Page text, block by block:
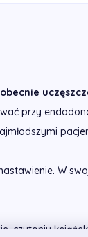
przy
W
czytaniu